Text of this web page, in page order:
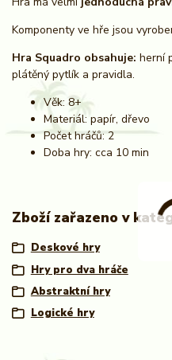
Komponenty ve hře jsou
Hra Squadro obsahuje: herní
plátěný pytlík a pravidla.
Věk: 8+
Materiál: papír, dřevo
Počet hráčů: 2
Doba hry: cca 10 min
Zboží zařazeno v
Deskové hry
Hry pro dva hráče
Abstraktní hry
Logické hry